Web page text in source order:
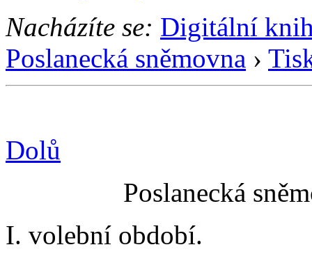
Nacházíte se: Digitální
Poslanecká sněmovna ›
Dolů
Poslanecká
I. volební období.